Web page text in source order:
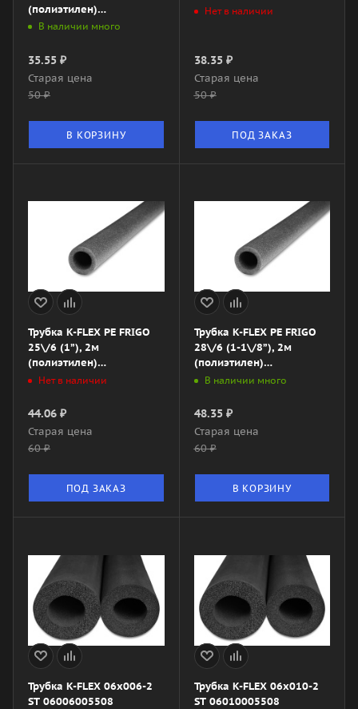
(полиэтилен)
060182155PEFN0
В наличии много
35.55 ₽
Старая цена
50₽
В КОРЗИНУ
Нет в наличии
38.35₽
Старая цена
50₽
ПОД ЗАКАЗ
Трубка K-FLEX PE FRIGO
25\/6 (1”), 2м
(полиэтилен)
060252155PEFN0
Нет в наличии
44.06 ₽
Старая цена
60₽
ПОД ЗАКАЗ
Трубка K-FLEX PE FRIGO
28\/6 (1-1\/8”), 2м
(полиэтилен)
060282155PEFN0
В наличии много
48.35₽
Старая цена
60₽
В КОРЗИНУ
Трубка K-FLEX 06x006-2
ST 06006005508
Трубка K-FLEX 06x010-2
ST 06010005508